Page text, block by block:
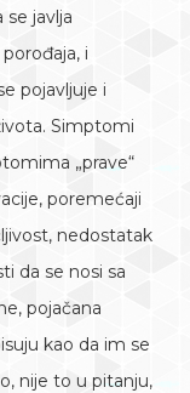
javlja
i
pojavljuje i
Simptomi
„prave“
poremećaji
nedostatak
da se nosi sa
pojačana
kao da im se
nije to u pitanju,